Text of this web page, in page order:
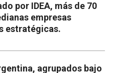
por IDEA, más de 70
empresas
estratégicas.
agrupados bajo